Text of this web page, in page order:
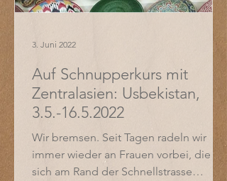
Auf Schnupperkurs mit
Zentralasien: Usbekistan,
3.5.-16.5.2022
Wir bremsen. Seit Tagen radeln wir
immer wieder an Frauen vorbei, die
sich am Rand der Schnellstrasse
3. Juni 2022